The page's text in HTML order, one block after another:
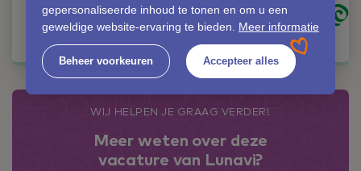
gepersonaliseerde inhoud te tonen en om u een
geweldige website-ervaring te bieden. Meer informatie
Beheer voorkeuren Accepteer alles
Kom in contact
WIJ HELPEN JE GRAAG VERDER!
Meer weten over deze
vacature van Lunavi?